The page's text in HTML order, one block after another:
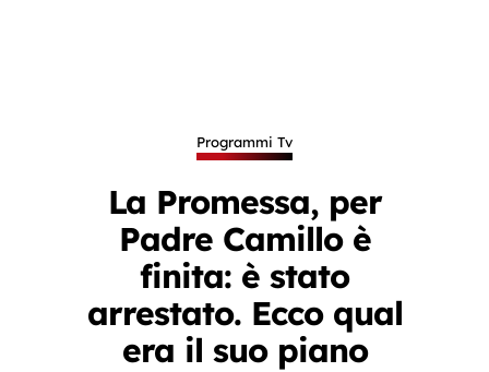
Programmi Tv
La Promessa, per
Padre Camillo è
finita: è stato
arrestato. Ecco qual
era il suo piano